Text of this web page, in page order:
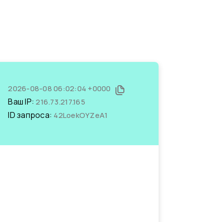
2026-08-08 06:02:04 +0000
Ваш IP:216.73.217.165
ID запроса: 42LoekOYZeA1